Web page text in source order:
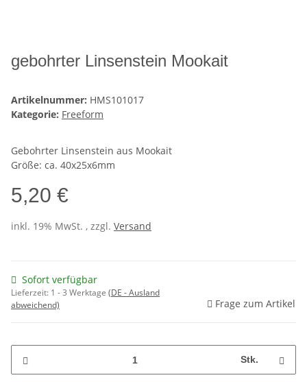
gebohrter Linsenstein Mookait
Artikelnummer: HMS101017
Kategorie: Freeform
Gebohrter Linsenstein aus Mookait
Größe: ca. 40x25x6mm
5,20 €
inkl. 19% MwSt. , zzgl. Versand
Sofort verfügbar
Lieferzeit: 1 - 3 Werktage (DE - Ausland
abweichend)
Frage zum Artikel
Stk.